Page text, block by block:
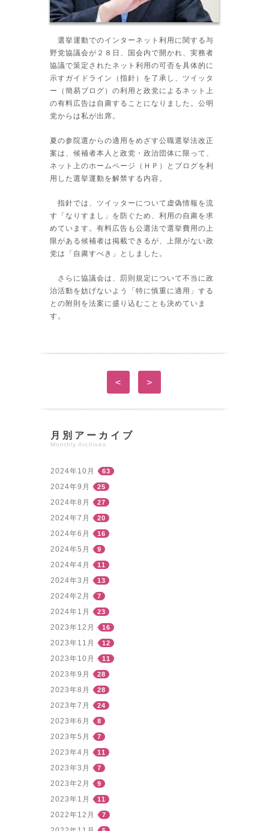
選挙運動でのインターネット利用に関する与
野党協議会が２８日、国会内で開かれ、実務者
協議で策定されたネット利用の可否を具体的に
示すガイドライン（指針）を了承し、ツイッタ
ー（簡易ブログ）の利用と政党によるネット上
の有料広告は自粛することになりました。公明
党からは私が出席。
夏の参院選からの適用をめざす公職選挙法改正
案は、候補者本人と政党・政治団体に限って、
ネット上のホームページ（ＨＰ）とブログを利
用した選挙運動を解禁する内容。
指針では、ツイッターについて虚偽情報を流
す「なりすまし」を防ぐため、利用の自粛を求
めています。有料広告も公選法で選挙費用の上
限がある候補者は掲載できるが、上限がない政
党は「自粛すべき」としました。
さらに協議会は、罰則規定について不当に政
治活動を妨げないよう「特に慎重に適用」する
との附則を法案に盛り込むことも決めていま
す。
< >
月別アーカイブ
Monthly Archives
2024年10月 63
2024年9月 25
2024年8月 27
2024年7月 20
2024年6月 16
2024年5月 9
2024年4月 11
2024年3月 13
2024年2月 7
2024年1月 23
2023年12月 16
2023年11月 12
2023年10月 11
2023年9月 28
2023年8月 28
2023年7月 24
2023年6月 8
2023年5月 7
2023年4月 11
2023年3月 7
2023年2月 9
2023年1月 11
2022年12月 7